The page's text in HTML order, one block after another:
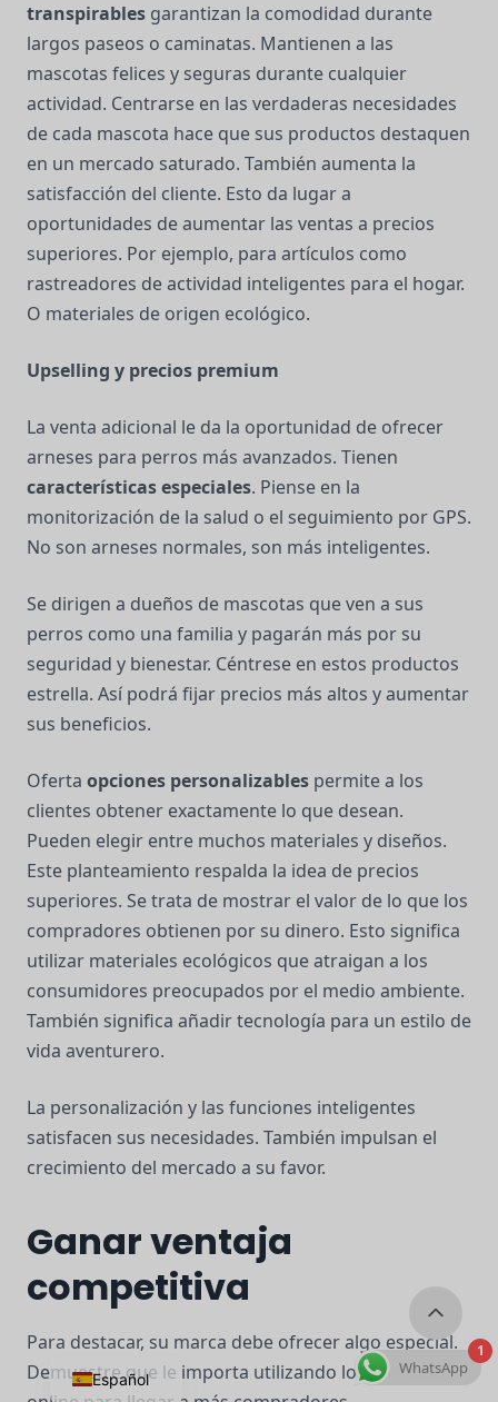
transpirables garantizan la comodidad durante
largos paseos o caminatas. Mantienen a las
mascotas felices y seguras durante cualquier
actividad. Centrarse en las verdaderas necesidades
de cada mascota hace que sus productos destaquen
en un mercado saturado. También aumenta la
satisfacción del cliente. Esto da lugar a
oportunidades de aumentar las ventas a precios
superiores. Por ejemplo, para artículos como
rastreadores de actividad inteligentes para el hogar.
O materiales de origen ecológico.
Upselling y precios premium
La venta adicional le da la oportunidad de ofrecer
arneses para perros más avanzados. Tienen
características especiales. Piense en la
monitorización de la salud o el seguimiento por GPS.
No son arneses normales, son más inteligentes.
Se dirigen a dueños de mascotas que ven a sus
perros como una familia y pagarán más por su
seguridad y bienestar. Céntrese en estos productos
estrella. Así podrá fijar precios más altos y aumentar
sus beneficios.
Oferta opciones personalizables permite a los
clientes obtener exactamente lo que desean.
Pueden elegir entre muchos materiales y diseños.
Este planteamiento respalda la idea de precios
superiores. Se trata de mostrar el valor de lo que los
compradores obtienen por su dinero. Esto significa
utilizar materiales ecológicos que atraigan a los
consumidores preocupados por el medio ambiente.
También significa añadir tecnología para un estilo de
vida aventurero.
La personalización y las funciones inteligentes
satisfacen sus necesidades. También impulsan el
crecimiento del mercado a su favor.
Ganar ventaja
competitiva
Para destacar, su marca debe ofrecer algo especial.
Demuestre que le importa utilizando los mercados
1
WhatsApp
Español